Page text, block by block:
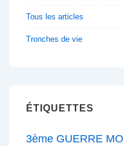
Tous les articles
Tronches de vie
ÉTIQUETTES
3ème GUERRE